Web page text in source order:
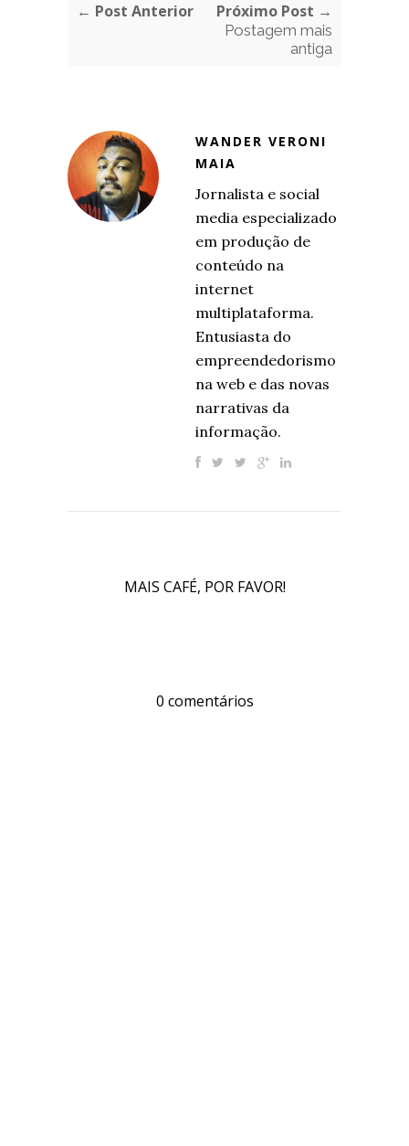
← Post Anterior Próximo Post →
Postagem mais
antiga
WANDER VERONI
MAIA
Jornalista e social
media especializado
em produção de
conteúdo na
internet
multiplataforma.
Entusiasta do
empreendedorismo
na web e das novas
narrativas da
informação.
MAIS CAFÉ, POR FAVOR!
0 comentários